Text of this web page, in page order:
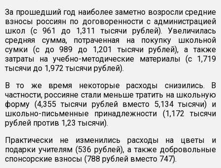
За прошедший год наиболее заметно возросли средние
взносы россиян по договоренности с администрацией
школ (с 961 до 1,311 тысячи рублей). Увеличилась
средняя сумма, потраченная на покупку школьной
сумки (с до 989 до 1,201 тысячи рублей), а также
затраты на учебно-методические материалы (с 1,719
тысячи до 1,972 тысячи рублей).
В то же время некоторые расходы снизились. В
частности, россияне стали меньше тратить на школьную
форму (4,355 тысячи рублей вместо 5,134 тысячи) и
школьно-письменные принадлежности (1,172 тысячи
рублей против 1,23 тысячи).
Практически не изменились расходы на цветы и
подарки учителям (536 рублей), а также добровольные
спонсорские взносы (788 рублей вместо 747).